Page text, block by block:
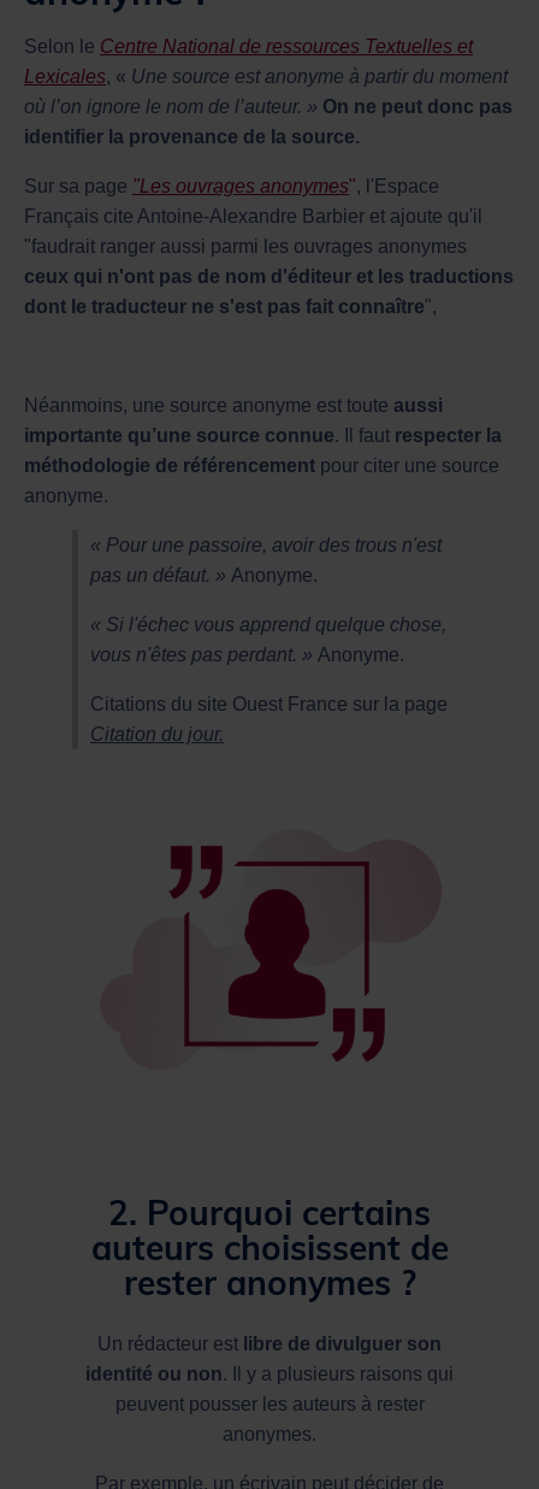
Selon le Centre National de ressources Textuelles et
Lexicales, « Une source est anonyme à partir du moment
où l’on ignore le nom de l’auteur. » On ne peut donc pas
identifier la provenance de la source.
Sur sa page "Les ouvrages anonymes", l'Espace
Français cite Antoine-Alexandre Barbier et ajoute qu'il
"faudrait ranger aussi parmi les ouvrages anonymes
ceux qui n'ont pas de nom d'éditeur et les traductions
dont le traducteur ne s'est pas fait connaître",
Néanmoins, une source anonyme est toute aussi
importante qu’une source connue. Il faut respecter la
méthodologie de référencement pour citer une source
anonyme.
« Pour une passoire, avoir des trous n'est
pas un défaut. » Anonyme.
« Si l'échec vous apprend quelque chose,
vous n'êtes pas perdant. » Anonyme.
Citations du site Ouest France sur la page
Citation du jour.
2. Pourquoi certains
auteurs choisissent de
rester anonymes ?
Un rédacteur est libre de divulguer son
identité ou non. Il y a plusieurs raisons qui
peuvent pousser les auteurs à rester
anonymes.
Par exemple, un écrivain peut décider de